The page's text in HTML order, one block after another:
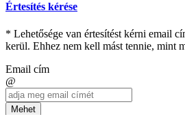
Értesítés kérése
* Lehetősége van értesítést kérni email
kerül. Ehhez nem kell mást tennie, mint
Email cím
@
Mehet